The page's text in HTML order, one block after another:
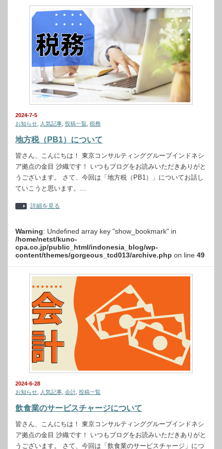
2024-7-5
お知らせ
人気記事 投稿一覧 税務
地方税（PB1）について
皆さん、こんにちは！ 東京コンサルティンググループインドネシ
ア拠点の金目 沙織です！ いつもブログをお読みいただきありがと
うございます。 さて、今回は「地方税（PB1）」についてお話し
ていこうと思います。…
詳細を見る
Warning: Undefined array key "show_bookmark" in
/home/netst/kuno-
cpa.co.jp/public_html/indonesia_blog/wp-
content/themes/gorgeous_tcd013/archive.php on line 49
2024-6-28
お知らせ
人気記事 会計 投稿一覧
飲食業のサービスチャージについて
皆さん、こんにちは！ 東京コンサルティンググループインドネシ
ア拠点の金目 沙織です！ いつもブログをお読みいただきありがと
うございます。 さて、今回は「飲食業のサービスチャージ」につ